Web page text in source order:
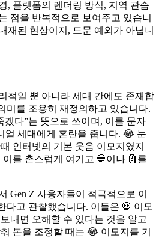
, 플랫폼의 렌더링 방식, 지역 관습
점을 반복적으로 보여주고 있습니
재된 현상이지, 드문 예외가 아닙니
적일 뿐 아니라 세대 간에도 존재합
미를 조용히 재정의하고 있습니다.
겠다”는 뜻으로 쓰이며, 이를 문자
얼 세대에게 혼란을 줍니다. 😂 눈
인터넷의 기본 웃음 이모지였지
를 촌스럽게 여기고 💀이나 🗿를
Gen Z 사용자들이 적극적으로 이
다고 관찰했습니다. 이들은 💀 이모
내면 오해할 수 있다는 것을 알고
톤을 조정할 때는 😂 이모지를 기